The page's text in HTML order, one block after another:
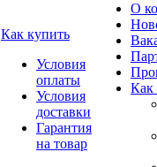
Как купить
Условия
оплаты
Условия
доставки
Гарантия
на товар
О
Как